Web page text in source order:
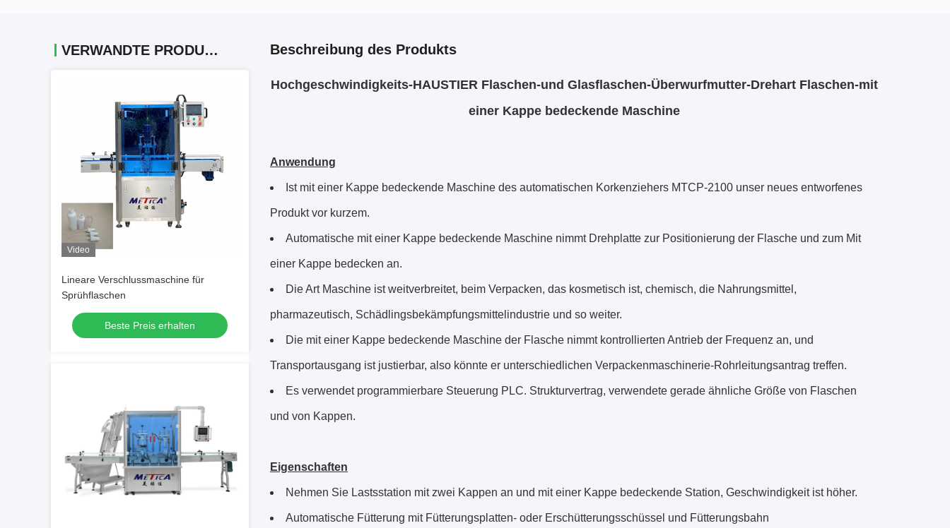
VERWANDTE PRODUKTE
Video
Lineare Verschlussmaschine für
Sprühflaschen
Beste Preis erhalten
Beschreibung des Produkts
Hochgeschwindigkeits-HAUSTIER Flaschen-und Glasflaschen-Überwurfmutter-Drehart Flaschen-mit
einer Kappe bedeckende Maschine
Anwendung
Ist mit einer Kappe bedeckende Maschine des automatischen Korkenziehers MTCP-2100 unser neues entworfenes
Produkt vor kurzem.
Automatische mit einer Kappe bedeckende Maschine nimmt Drehplatte zur Positionierung der Flasche und zum Mit
einer Kappe bedecken an.
Die Art Maschine ist weitverbreitet, beim Verpacken, das kosmetisch ist, chemisch, die Nahrungsmittel,
pharmazeutisch, Schädlingsbekämpfungsmittelindustrie und so weiter.
Die mit einer Kappe bedeckende Maschine der Flasche nimmt kontrollierten Antrieb der Frequenz an, und
Transportausgang ist justierbar, also könnte er unterschiedlichen Verpackenmaschinerie-Rohrleitungsantrag treffen.
Es verwendet programmierbare Steuerung PLC. Strukturvertrag, verwendete gerade ähnliche Größe von Flaschen
und von Kappen.
Eigenschaften
Nehmen Sie Lastsstation mit zwei Kappen an und mit einer Kappe bedeckende Station, Geschwindigkeit ist höher.
Automatische Fütterung mit Fütterungsplatten- oder Erschütterungsschüssel und Fütterungsbahn